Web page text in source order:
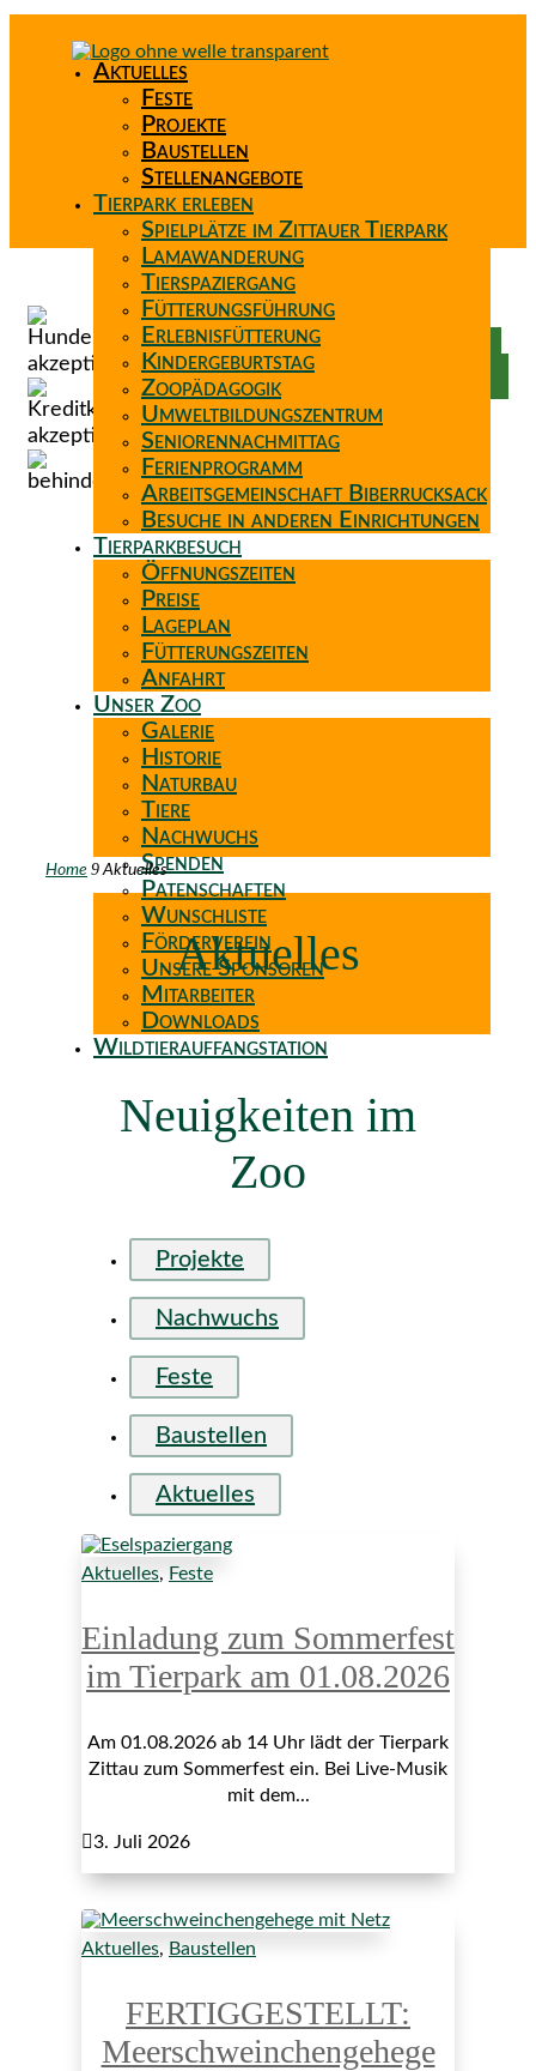
Aktuelles
Feste
Projekte
Baustellen
Stellenangebote
Tierpark erleben
Spielplätze im Zittauer Tierpark
Lamawanderung
Tierspaziergang
Fütterungsführung
Erlebnisfütterung
Kindergeburtstag
Zoopädagogik
Umweltbildungszentrum
Seniorennachmittag
Ferienprogramm
Arbeitsgemeinschaft Biberrucksack
Besuche in anderen Einrichtungen
Tierparkbesuch
Öffnungszeiten
Preise
Lageplan
Fütterungszeiten
Anfahrt
Unser Zoo
Galerie
Historie
Naturbau
Tiere
Nachwuchs
Spenden
Patenschaften
Wunschliste
Förderverein
Unsere Sponsoren
Mitarbeiter
Downloads
Wildtierauffangstation
Home 9 Aktuelles
Aktuelles
Neuigkeiten im
Zoo
Projekte
Nachwuchs
Feste
Baustellen
Aktuelles
Aktuelles, Feste
Einladung zum Sommerfest
im Tierpark am 01.08.2026
Am 01.08.2026 ab 14 Uhr lädt der Tierpark
Zittau zum Sommerfest ein. Bei Live-Musik
mit dem...
3. Juli 2026
Aktuelles, Baustellen
FERTIGGESTELLT:
Meerschweinchengehege